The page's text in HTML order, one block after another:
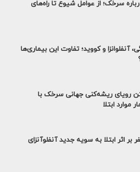
سرخک؛ از عوامل شیوع تا راه‌های
آنفلوانزا و کووید؛ تفاوت این بیماری‌ها
رویای ریشه‌کنی جهانی سرخک با
موارد ابتلا
اثر ابتلا به سویه جدید آنفلوآنزای